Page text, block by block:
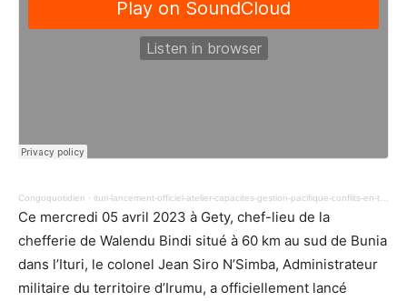
Congoquotidien · ituri-lancement-officiel-atelier-capacites-gestion-pacifique-conflits-en-territoire-irumu-102.mp3
Ce mercredi 05 avril 2023 à Gety, chef-lieu de la
chefferie de Walendu Bindi situé à 60 km au sud de Bunia
dans l’Ituri, le colonel Jean Siro N’Simba, Administrateur
militaire du territoire d’Irumu, a officiellement lancé